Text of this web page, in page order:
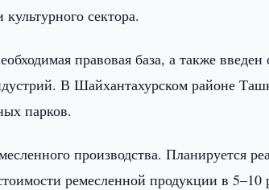
сектора.
правовая база, а также
В Шайхантахурском районе
парков.
производства. Планируется
ремесленной продукции в 5–10